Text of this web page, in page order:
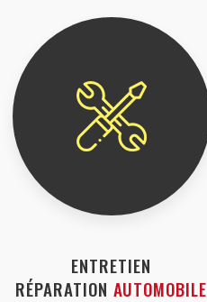
ENTRETIEN
RÉPARATION AUTOMOBILE